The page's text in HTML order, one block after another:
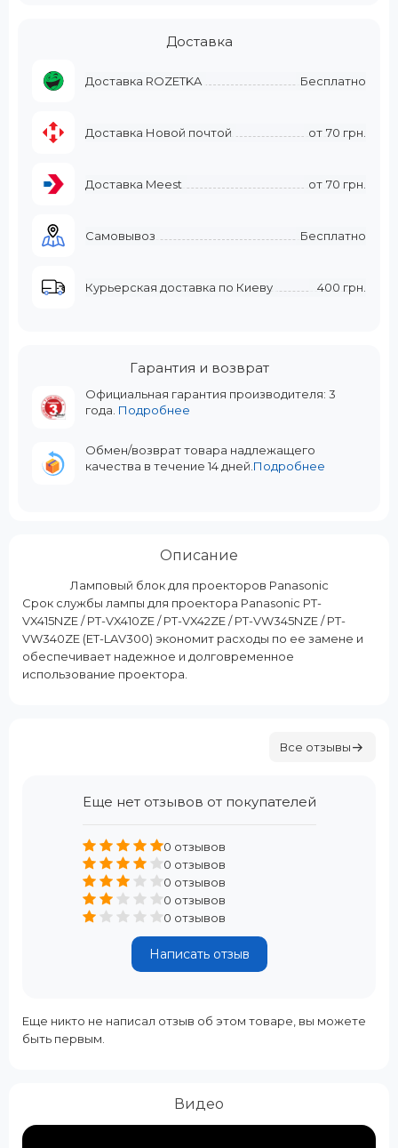
Доставка
Доставка ROZETKA Бесплатно
Доставка Новой почтой от 70 грн.
Доставка Meest от 70 грн.
Самовывоз Бесплатно
Курьерская доставка по Киеву 400 грн.
Гарантия и возврат
Официальная гарантия производителя: 3
года. Подробнее
Обмен/возврат товара надлежащего
качества в течение 14 дней. Подробнее
Описание
Ламповый блок для проекторов Panasonic
Срок службы лампы для проектора Panasonic PT-
VX415NZE / PT-VX410ZE / PT-VX42ZE / PT-VW345NZE / PT-
VW340ZE (ET-LAV300) экономит расходы по ее замене и
обеспечивает надежное и долговременное
использование проектора.
Все отзывы
Еще нет отзывов от покупателей
0 отзывов
0 отзывов
0 отзывов
0 отзывов
0 отзывов
Написать отзыв
Еще никто не написал отзыв об этом товаре, вы можете
быть первым.
Видео